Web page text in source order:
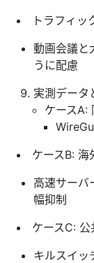
トラフィッ
動画会議と
うに配慮
実測データ
ケースA:
ケースB: 海
高速サーバ
幅抑制
ケースC:
キルスイッ